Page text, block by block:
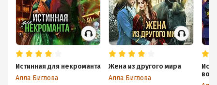
Истинная для некроманта
Алла Биглова
Жена из другого мира
Алла Биглова